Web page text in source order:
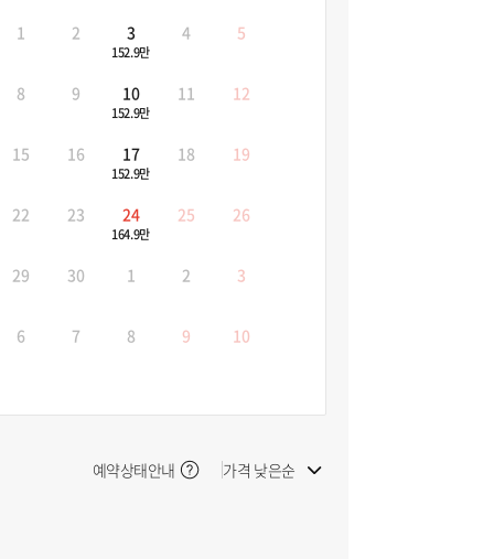
1 2 3
152.9만
4 5
8 9 10
152.9만
11 12
15 16 17
152.9만
18 19
22 23 24
164.9만
25 26
29 30 1 2 3
6 7 8 9 10
예약상태안내
가격 낮은순